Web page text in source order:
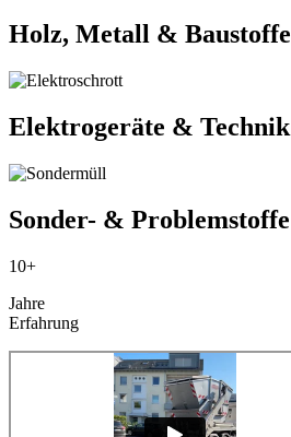
Holz, Metall & Baustoffe
Elektrogeräte & Technik
Sonder- & Problemstoffe
10+
Jahre
Erfahrung